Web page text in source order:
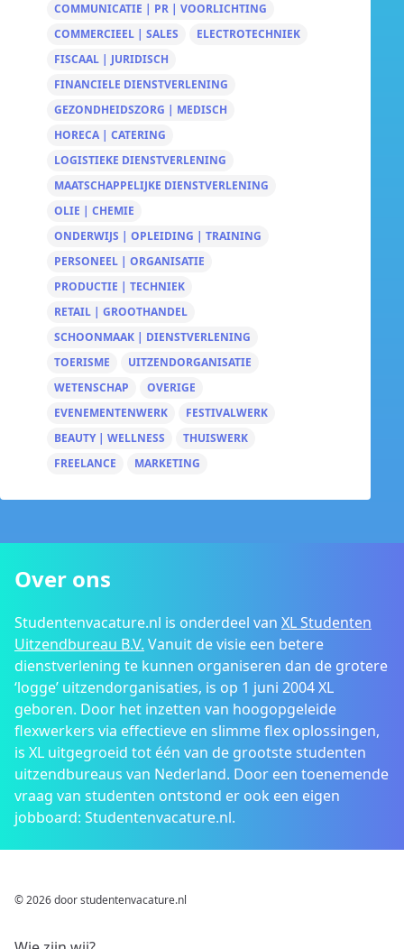
COMMUNICATIE | PR | VOORLICHTING
COMMERCIEEL | SALES
ELECTROTECHNIEK
FISCAAL | JURIDISCH
FINANCIELE DIENSTVERLENING
GEZONDHEIDSZORG | MEDISCH
HORECA | CATERING
LOGISTIEKE DIENSTVERLENING
MAATSCHAPPELIJKE DIENSTVERLENING
OLIE | CHEMIE
ONDERWIJS | OPLEIDING | TRAINING
PERSONEEL | ORGANISATIE
PRODUCTIE | TECHNIEK
RETAIL | GROOTHANDEL
SCHOONMAAK | DIENSTVERLENING
TOERISME
UITZENDORGANISATIE
WETENSCHAP
OVERIGE
EVENEMENTENWERK
FESTIVALWERK
BEAUTY | WELLNESS
THUISWERK
FREELANCE
MARKETING
Over ons
Studentenvacature.nl is onderdeel van XL Studenten
Uitzendbureau B.V. Vanuit de visie een betere
dienstverlening te kunnen organiseren dan de grotere
‘logge’ uitzendorganisaties, is op 1 juni 2004 XL
geboren. Door het inzetten van hoogopgeleide
flexwerkers via effectieve en slimme flex oplossingen,
is XL uitgegroeid tot één van de grootste studenten
uitzendbureaus van Nederland. Door een toenemende
vraag van studenten ontstond er ook een eigen
jobboard: Studentenvacature.nl.
© 2026 door studentenvacature.nl